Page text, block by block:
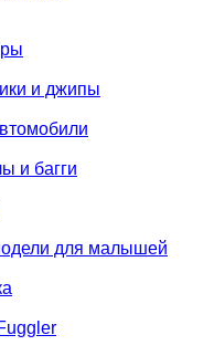
и джипы
и багги
для малышей